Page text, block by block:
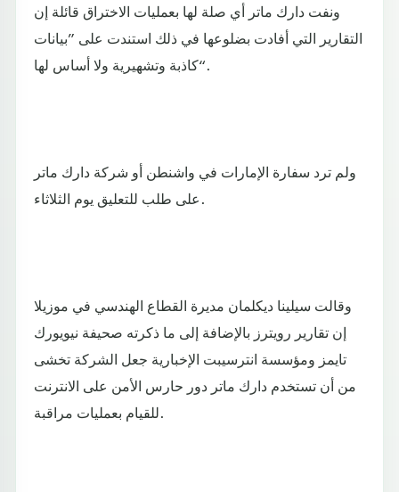
ونفت دارك ماتر أي صلة لها بعمليات الاختراق قائلة إن
التقارير التي أفادت بضلوعها في ذلك استندت على ”بيانات
كاذبة وتشهيرية ولا أساس لها“.
ولم ترد سفارة الإمارات في واشنطن أو شركة دارك ماتر
على طلب للتعليق يوم الثلاثاء.
وقالت سيلينا ديكلمان مديرة القطاع الهندسي في موزيلا
إن تقارير رويترز بالإضافة إلى ما ذكرته صحيفة نيويورك
تايمز ومؤسسة انترسيبت الإخبارية جعل الشركة تخشى
من أن تستخدم دارك ماتر دور حارس الأمن على الانترنت
للقيام بعمليات مراقبة.